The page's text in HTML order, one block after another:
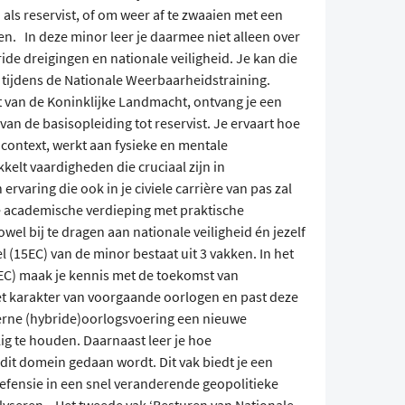
reservist, of om weer af te zwaaien met een
In deze minor leer je daarmee niet alleen over
dreigingen en nationale veiligheid. Je kan die
de Nationale Weerbaarheidstraining.
de Koninklijke Landmacht, ontvang je een
de basisopleiding tot reservist. Je ervaart hoe
werkt aan fysieke en mentale
vaardigheden die cruciaal zijn in
die ook in je civiele carrière van pas zal
verdieping met praktische
bij te dragen aan nationale veiligheid én jezelf
van de minor bestaat uit 3 vakken. In het
maak je kennis met de toekomst van
karakter van voorgaande oorlogen en past deze
(hybride)oorlogsvoering een nieuwe
te houden. Daarnaast leer je hoe
domein gedaan wordt. Dit vak biedt je een
in een snel veranderende geopolitieke